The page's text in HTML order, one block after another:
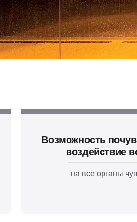
Возможность
воздействие
на все органы